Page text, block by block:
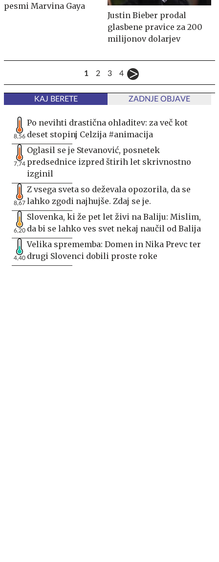
pesmi Marvina Gaya
Justin Bieber prodal
glasbene pravice za 200
milijonov dolarjev
1 2 3 4
KAJ BERETE ZADNJE OBJAVE
8,56
Po nevihti drastična ohladitev: za več kot
deset stopinj Celzija #animacija
7,74
Oglasil se je Stevanović, posnetek
predsednice izpred štirih let skrivnostno
izginil
8,67
Z vsega sveta so deževala opozorila, da se
lahko zgodi najhujše. Zdaj se je.
6,20
Slovenka, ki že pet let živi na Baliju: Mislim,
da bi se lahko ves svet nekaj naučil od Balija
4,40
Velika sprememba: Domen in Nika Prevc ter
drugi Slovenci dobili proste roke